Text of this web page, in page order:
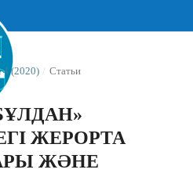
(2020) / Статьи
ЖЕРОРТА
ЖƏНЕ